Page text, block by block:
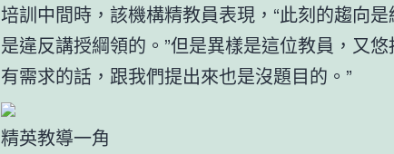
培訓中間時，該機構精教員表現，“此刻的趨向
是違反講授綱領的。”但是異樣是這位教員，又
有需求的話，跟我們提出來也是沒題目的。”
精英教導一角